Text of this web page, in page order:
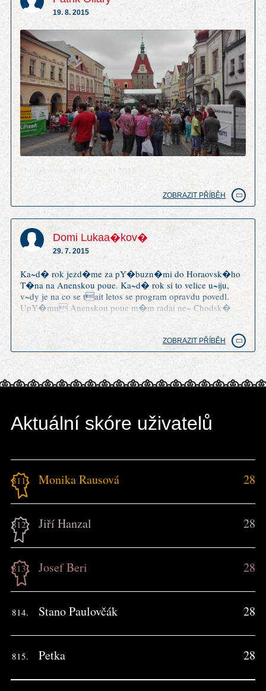
19. 8. 2015
chodzko zije chdzka pout 2015
ZOBRAZIT PŘÍBĚH
Domi Lukaa�kov�
29. 7. 2015
Ka~d� rok jezd�me za pY�buzn�mi do Horaovsk�ho
T�na na Anenskou poue. Ka~d� rok si to velice u~iju,
v~dy je na co se tait letos se program opravdu povedl.
UpY�mn Anenskou poue m�m radai ne~ Chodsk�
slavnosti v Doma~lic�ch a trochu m mrz�, ~e o tradici
Anensk� pouti tu nen� ani zm�Hka.
ZOBRAZIT PŘÍBĚH
Aktuální skóre uživatelů
811. Monika Rausová 28
812. Jiří Hanzal 28
813. Josef Beri 28
814. Stano Paulovčák 28
815. Petka 28